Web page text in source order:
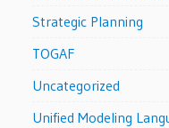
Strategic Planning
TOGAF
Uncategorized
Unified Modeling